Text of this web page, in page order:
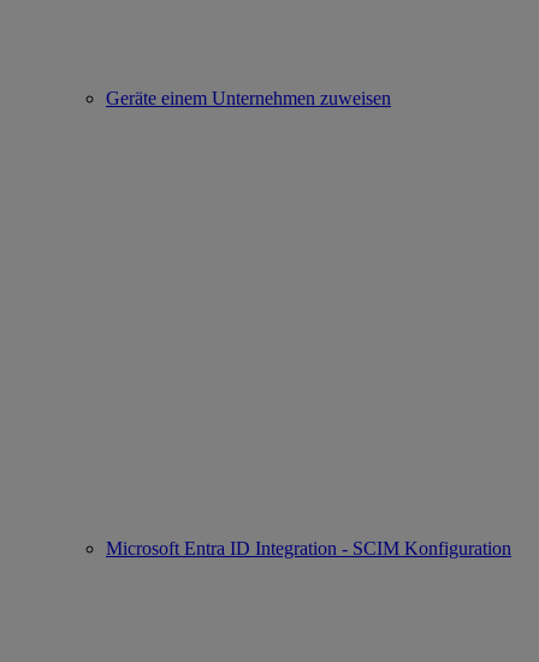
Geräte einem Unternehmen zuweisen
Microsoft Entra ID Integration - SCIM Konfiguration